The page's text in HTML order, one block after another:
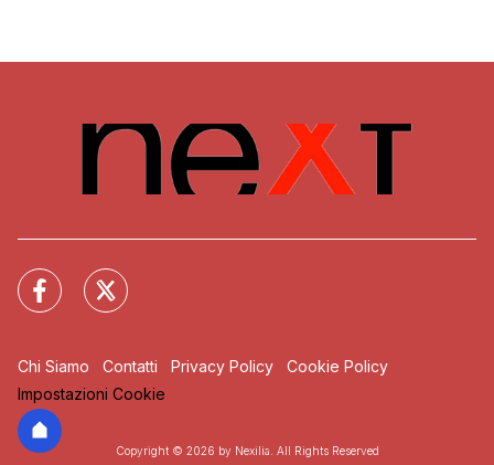
Chi Siamo Contatti Privacy Policy
Cookie Policy
Impostazioni Cookie
Copyright © 2026 by Nexilia. All Rights Reserved